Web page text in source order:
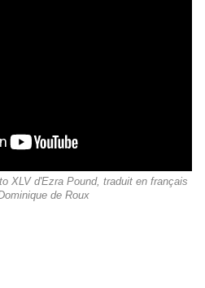
XLV d'Ezra Pound, traduit en français
de Roux